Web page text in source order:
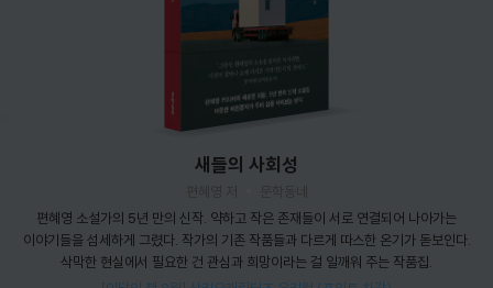
새들의 사회성
편혜영 소설가의 5년 만의 신작. 약하고 작은 존재들이 서로 연결되어 나아가는
이야기들을 섬세하게 그렸다. 작가의 기존 작품들과 다르게 따스한 온기가 돋보인다.
삭막한 현실에서 필요한 건 관심과 희망이라는 걸 일깨워 주는 작품집.